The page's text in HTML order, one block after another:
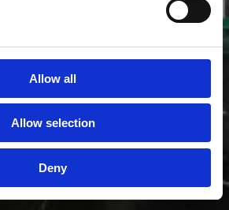
Allow all
Allow selection
Deny